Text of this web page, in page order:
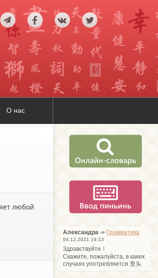
О нас
любой
Александра ⇒ Грамматика
04.12.2021 19:13
Здравствуйте！
Cкажите, пожалуйста, в каких
случаях употребляется 里头